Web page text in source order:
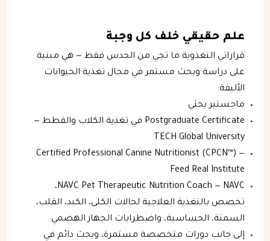
علم حقيقي خلف كل وجبة
قراراتي التغذوية ما تجي من الحدس فقط — هي مبنية
على دراسة وبحث مستمر في مجال تغذية الحيوانات
الأليفة:
ماجستير بحثي
Postgraduate Certificate في تغذية الكلاب والقطط —
TECH Global University
Certified Professional Canine Nutritionist (CPCN™) —
Feed Real Institute
NAVC Pet Therapeutic Nutrition Coach — NAVC،
تخصص بالتغذية العلاجية لحالات الكلى، الكبد، القلب،
السمنة، الحساسية، واضطرابات الجهاز الهضمي
إلى جانب دورات متخصصة مستمرة، وبحث دائم في